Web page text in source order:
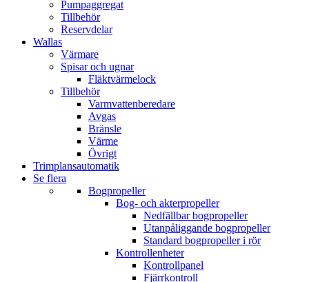
Pumpaggregat
Tillbehör
Reservdelar
Wallas
Värmare
Spisar och ugnar
Fläktvärmelock
Tillbehör
Varmvattenberedare
Avgas
Bränsle
Värme
Övrigt
Trimplansautomatik
Se flera
Bogpropeller
Bog- och akterpropeller
Nedfällbar bogpropeller
Utanpåliggande bogpropeller
Standard bogpropeller i rör
Kontrollenheter
Kontrollpanel
Fjärrkontroll